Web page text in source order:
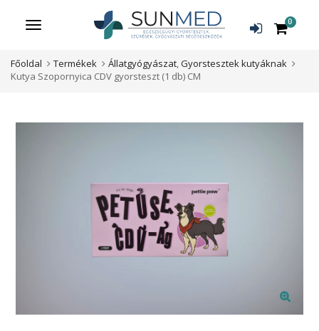
Menü 0
Főoldal Termékek Állatgyógyászat,Gyorstesztek kutyáknak
Kutya Szopornyica CDV gyorsteszt (1 db) CM